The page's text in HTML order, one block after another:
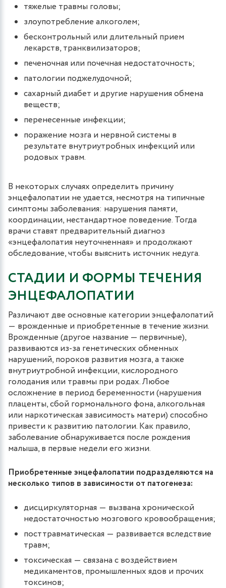
тяжелые травмы головы;
злоупотребление алкоголем;
бесконтрольный или длительный прием
лекарств, транквилизаторов;
печеночная или почечная недостаточность;
патологии поджелудочной;
сахарный диабет и другие нарушения обмена
веществ;
перенесенные инфекции;
поражение мозга и нервной системы в
результате внутриутробных инфекций или
родовых травм.
В некоторых случаях определить причину
энцефалопатии не удается, несмотря на типичные
симптомы заболевания: нарушения памяти,
координации, нестандартное поведение. Тогда
врачи ставят предварительный диагноз
«энцефалопатия неуточненная» и продолжают
обследование, чтобы выяснить источник недуга.
СТАДИИ И ФОРМЫ ТЕЧЕНИЯ
ЭНЦЕФАЛОПАТИИ
Различают две основные категории энцефалопатий
― врожденные и приобретенные в течение жизни.
Врожденные (другое название — первичные),
развиваются из-за генетических обменных
нарушений, пороков развития мозга, а также
внутриутробной инфекции, кислородного
голодания или травмы при родах. Любое
осложнение в период беременности (нарушения
плаценты, сбой гормонального фона, алкогольная
или наркотическая зависимость матери) способно
привести к развитию патологии. Как правило,
заболевание обнаруживается после рождения
малыша, в первые недели его жизни.
Приобретенные энцефалопатии подразделяются на
несколько типов в зависимости от патогенеза:
дисциркуляторная ― вызвана хронической
недостаточностью мозгового кровообращения;
посттравматическая ― развивается вследствие
травм;
токсическая ― связана с воздействием
медикаментов, промышленных ядов и прочих
токсинов;